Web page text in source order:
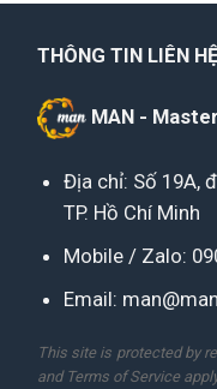
THÔNG TIN LIÊN HỆ
MAN -
Địa chỉ: Số 19A,
TP. Hồ Chí Minh
Mobile / Zalo:
Email:
This site is protected by
and Terms of Service